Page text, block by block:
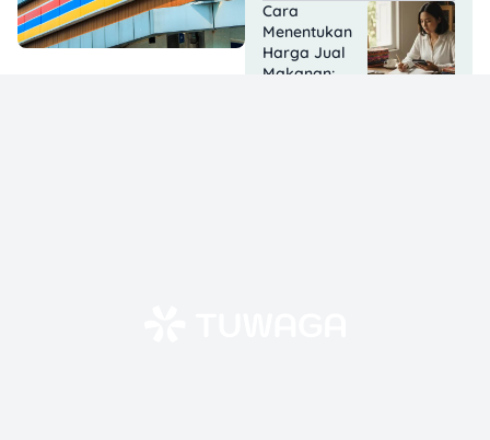
Cara
Menentukan
Harga Jual
Makanan: